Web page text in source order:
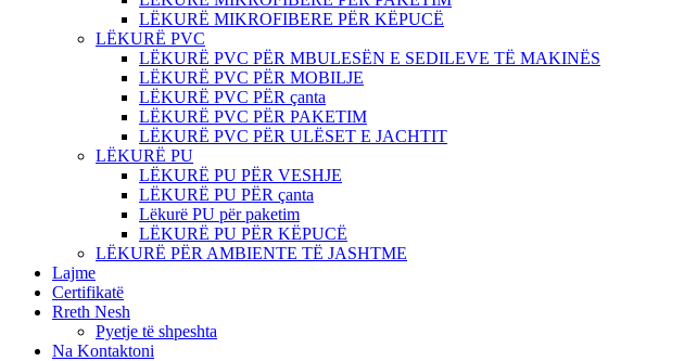
LËKURË MIKROFIBERE PËR KËPUCË
LËKURË PVC
LËKURË PVC PËR MBULESËN E SEDILEVE TË MAKINËS
LËKURË PVC PËR MOBILJE
LËKURË PVC PËR çanta
LËKURË PVC PËR PAKETIM
LËKURË PVC PËR ULËSET E JACHTIT
LËKURË PU
LËKURË PU PËR VESHJE
LËKURË PU PËR çanta
Lëkurë PU për paketim
LËKURË PU PËR KËPUCË
LËKURË PËR AMBIENTE TË JASHTME
Lajme
Certifikatë
Rreth Nesh
Pyetje të shpeshta
Na Kontaktoni